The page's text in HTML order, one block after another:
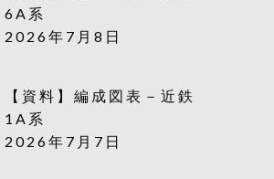
6A系
2026年7月8日
【資料】編成図表－近鉄
1A系
2026年7月7日